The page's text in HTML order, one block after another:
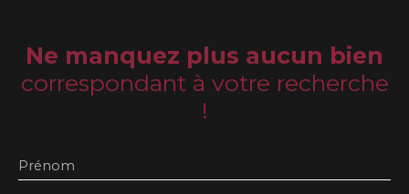
Ne manquez plus aucun bien
correspondant à votre recherche
!
Prénom